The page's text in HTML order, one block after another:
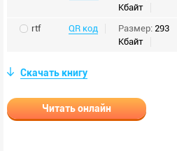
Кбайт
rtf QR код Размер: 293
Кбайт
Скачать книгу
Читать онлайн